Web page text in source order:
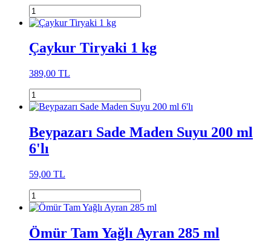
Çaykur Tiryaki 1 kg
389,00 TL
Beypazarı Sade Maden Suyu 200 ml
6'lı
59,00 TL
Ömür Tam Yağlı Ayran 285 ml